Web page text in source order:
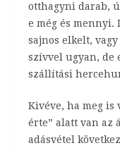
otthagyni darab,
e még és mennyi.
sajnos elkelt,
szívvel ugyan, de
szállítási
Kivéve, ha meg is
érte” alatt van az
adásvétel